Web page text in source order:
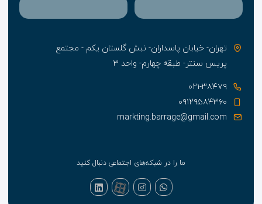
تهران- خیابان پاسداران- نبش گلستان یکم - مجتمع
پریس سنتر- طبقه چهارم- واحد ۳
۰۲۱-۳۸۴۷۹
۰۹۱۲۹۵۸۴۳۶۰
markting.barrage@gmail.com
ما را در شبکه‌های اجتماعی دنبال کنید